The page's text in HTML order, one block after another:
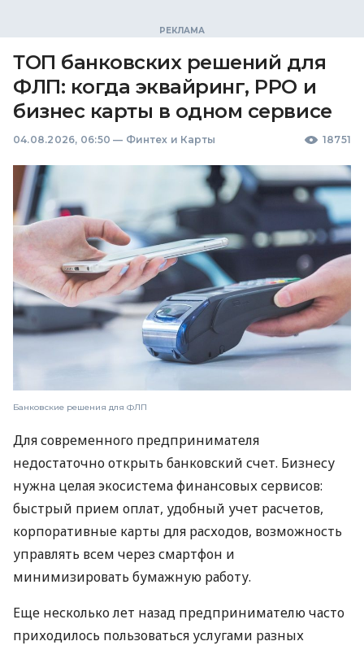
ТОП банковских решений для
ФЛП: когда эквайринг, РРО и
бизнес карты в одном сервисе
04.08.2026, 06:50 — Финтех и Карты 18751
Банковские решения для ФЛП
Для современного предпринимателя
недостаточно открыть банковский счет. Бизнесу
нужна целая экосистема финансовых сервисов:
быстрый прием оплат, удобный учет расчетов,
корпоративные карты для расходов, возможность
управлять всем через смартфон и
минимизировать бумажную работу.
Еще несколько лет назад предпринимателю часто
приходилось пользоваться услугами разных